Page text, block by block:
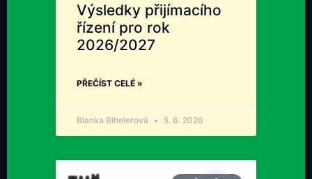
Výsledky přijímacího
řízení pro rok
2026/2027
PŘEČÍST CELÉ »
Blanka Bihelerová 5. 6. 2026